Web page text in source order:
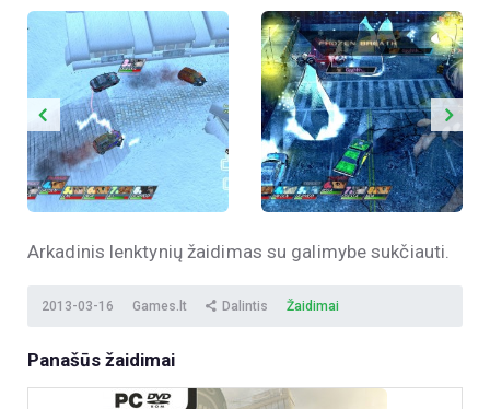
Arkadinis lenktynių žaidimas su galimybe sukčiauti.
2013-03-16 Games.lt Dalintis Žaidimai
Panašūs žaidimai